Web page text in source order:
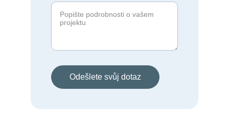
Odešlete svůj dotaz